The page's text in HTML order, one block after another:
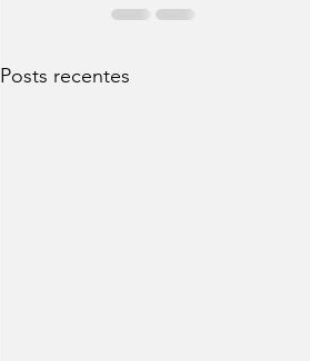
Posts recentes